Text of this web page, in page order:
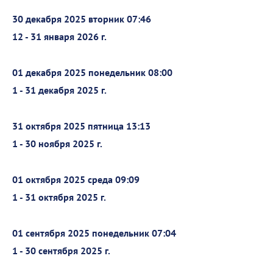
30 декабря 2025 вторник 07:46
12 - 31 января 2026 г.
01 декабря 2025 понедельник 08:00
1 - 31 декабря 2025 г.
31 октября 2025 пятница 13:13
1 - 30 ноября 2025 г.
01 октября 2025 среда 09:09
1 - 31 октября 2025 г.
01 сентября 2025 понедельник 07:04
1 - 30 сентября 2025 г.